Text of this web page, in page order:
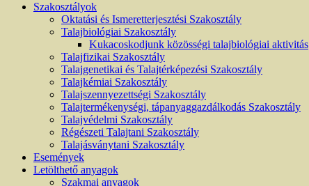
Szakosztályok
Oktatási és Ismeretterjesztési Szakosztály
Talajbiológiai Szakosztály
Kukacoskodjunk közösségi talajbiológiai aktivitás
Talajfizikai Szakosztály
Talajgenetikai és Talajtérképezési Szakosztály
Talajkémiai Szakosztály
Talajszennyezettségi Szakosztály
Talajtermékenységi, tápanyaggazdálkodás Szakosztály
Talajvédelmi Szakosztály
Régészeti Talajtani Szakosztály
Talajásványtani Szakosztály
Események
Letölthető anyagok
Szakmai anyagok